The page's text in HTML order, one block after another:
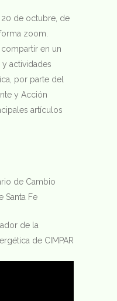
de octubre, de
zoom.
en un
actividades
por parte del
y Acción
artículos
de Cambio
Santa Fe
de la
de CIMPAR